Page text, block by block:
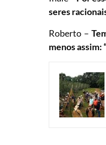
seres
Roberto –
menos assim: